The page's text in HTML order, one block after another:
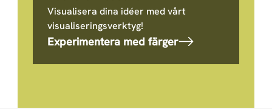
Visualisera dina idéer med vårt
visualiseringsverktyg!
Experimentera med färger